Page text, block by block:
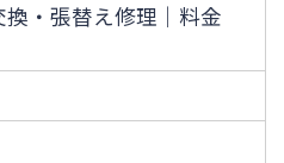
・張替え修理｜料金